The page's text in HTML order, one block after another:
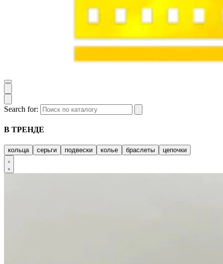
Search for:
В ТРЕНДЕ
кольца серьги подвески колье браслеты цепочки